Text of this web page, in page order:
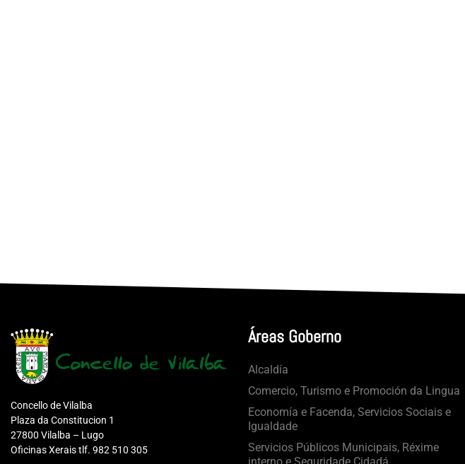
Concello de Vilalba
Plaza da Constitucion 1
27800 Vilalba – Lugo
Oficinas Xerais tlf. 982 510 305
Áreas Goberno
Alcaldía
Comercio, Turismo e Promoción da Lingua
Economía e Facenda, Servicios Sociais e
Igualdade
Servicios Públicos Municipais, Réxime